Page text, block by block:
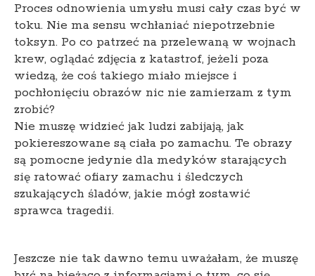
Proces odnowienia umysłu musi cały czas być w
toku. Nie ma sensu wchłaniać niepotrzebnie
toksyn. Po co patrzeć na przelewaną w wojnach
krew, oglądać zdjęcia z katastrof, jeżeli poza
wiedzą, że coś takiego miało miejsce i
pochłonięciu obrazów nic nie zamierzam z tym
zrobić?
Nie muszę widzieć jak ludzi zabijają, jak
pokiereszowane są ciała po zamachu. Te obrazy
są pomocne jedynie dla medyków starających
się ratować ofiary zamachu i śledczych
szukających śladów, jakie mógł zostawić
sprawca tragedii.
Jeszcze nie tak dawno temu uważałam, że muszę